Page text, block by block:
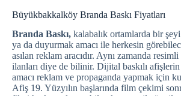
Büyükbakkalköy Branda Baskı Fiyatları
Branda Baskı, kalabalık ortamlarda bir
ya da duyurmak amacı ile herkesin
asılan reklam aracıdır. Aynı zamanda
ilanları diye de bilinir. Dijital baskılı
amacı reklam ve propaganda yapmak için
Afiş 19. Yüzyılın başlarında film çekimi